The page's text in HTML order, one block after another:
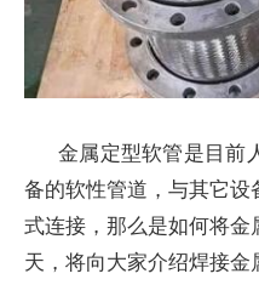
金属定型软管是目前
备的软性管道，与其它
式连接，那么是如何将
天，将向大家介绍焊接金